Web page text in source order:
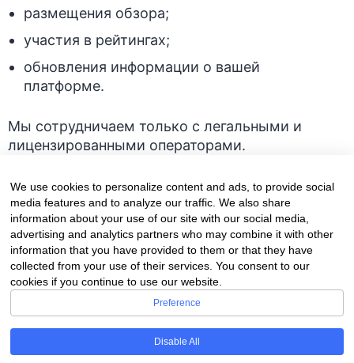
размещения обзора;
участия в рейтингах;
обновления информации о вашей
платформе.
Мы сотрудничаем только с легальными и
лицензированными операторами.
Важное уведомление
Dolyna.info
не принимает ставки и не оказывает азартные
услуги. Мы не можем помочь с регистрацией,
депозитами или выплатами в букмекерских
компаниях — по этим вопросам необходимо
обращаться напрямую к оператору БК.
We use cookies to personalize content and ads, to provide social
media features and to analyze our traffic. We also share
information about your use of our site with our social media,
advertising and analytics partners who may combine it with other
information that you have provided to them or that they have
collected from your use of their services. You consent to our
cookies if you continue to use our website.
Preference
Disable All